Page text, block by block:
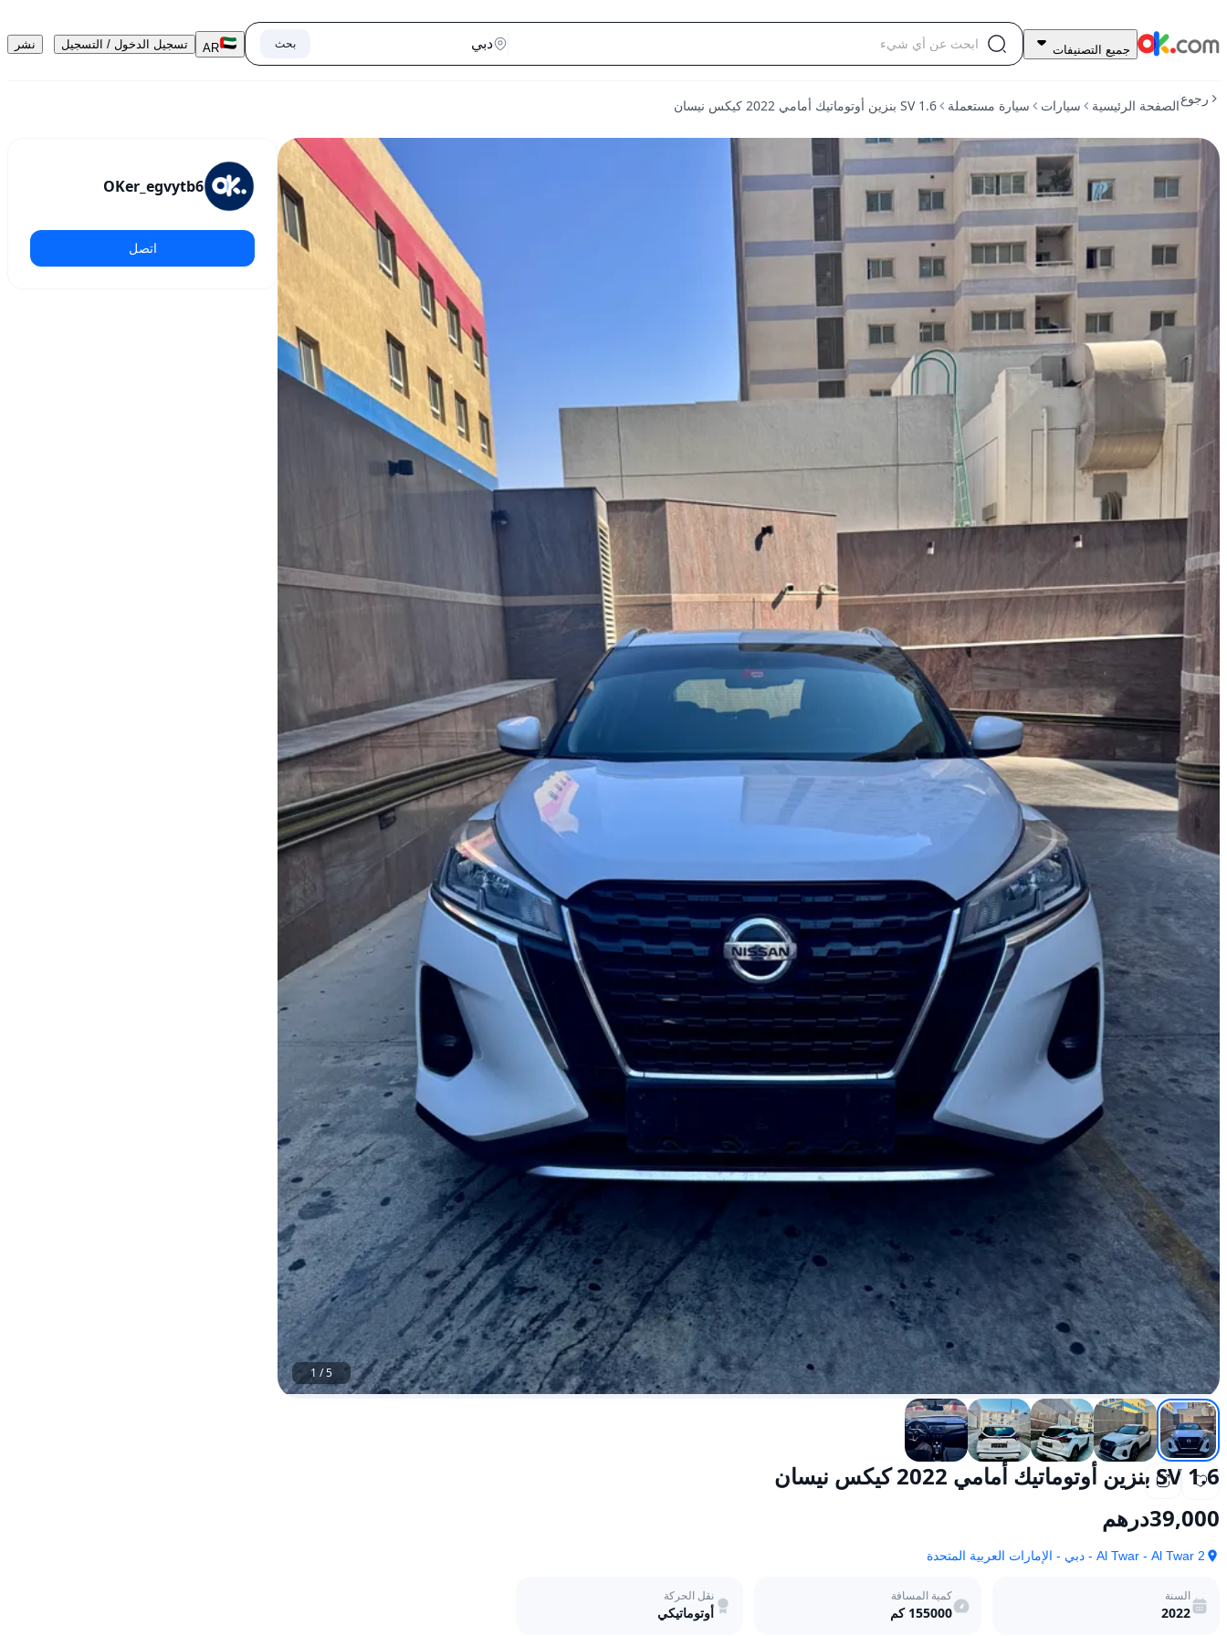
39,000
1.6
بنزين
أوتوماتيك
كيكس
نيسان
مستعمل
جميع التصنيفات بحث AR تسجيل الدخول / التسجيل نشر
رجوعالصفحة الرئيسية سيارات سيارة مستعملة 1.6 SV بنزين أوتوماتيك أمامي 2022 كيكس نيسان
1 /5
1.6 SV بنزين أوتوماتيك أمامي 2022 كيكس نيسان
39,000درهم
Al Twar - Al Twar 2 - دبي - الإمارات العربية المتحدة
السنة
2022
كمية المسافة
155000 كم
نقل الحركة
أوتوماتيكي
OKer_egvytb6
اتصل